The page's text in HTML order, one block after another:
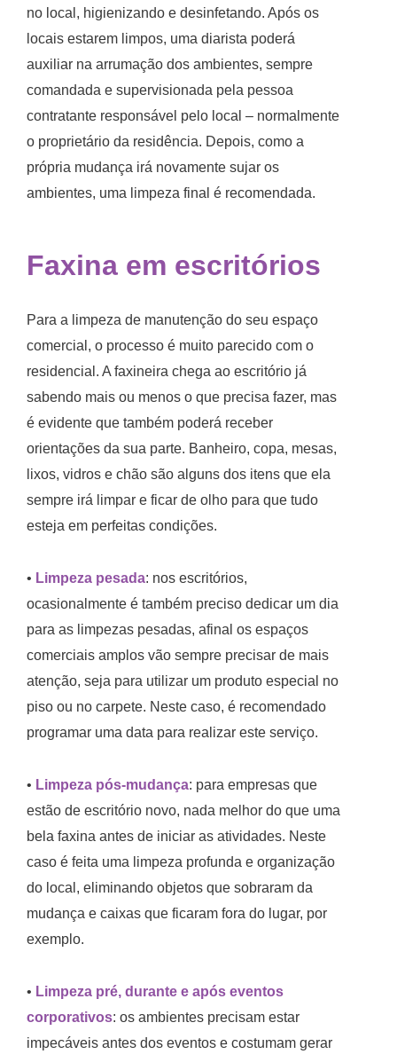
no local, higienizando e desinfetando. Após os
locais estarem limpos, uma diarista poderá
auxiliar na arrumação dos ambientes, sempre
comandada e supervisionada pela pessoa
contratante responsável pelo local – normalmente
o proprietário da residência. Depois, como a
própria mudança irá novamente sujar os
ambientes, uma limpeza final é recomendada.
Faxina em escritórios
Para a limpeza de manutenção do seu espaço
comercial, o processo é muito parecido com o
residencial. A faxineira chega ao escritório já
sabendo mais ou menos o que precisa fazer, mas
é evidente que também poderá receber
orientações da sua parte. Banheiro, copa, mesas,
lixos, vidros e chão são alguns dos itens que ela
sempre irá limpar e ficar de olho para que tudo
esteja em perfeitas condições.
• Limpeza pesada: nos escritórios,
ocasionalmente é também preciso dedicar um dia
para as limpezas pesadas, afinal os espaços
comerciais amplos vão sempre precisar de mais
atenção, seja para utilizar um produto especial no
piso ou no carpete. Neste caso, é recomendado
programar uma data para realizar este serviço.
• Limpeza pós-mudança: para empresas que
estão de escritório novo, nada melhor do que uma
bela faxina antes de iniciar as atividades. Neste
caso é feita uma limpeza profunda e organização
do local, eliminando objetos que sobraram da
mudança e caixas que ficaram fora do lugar, por
exemplo.
• Limpeza pré, durante e após eventos
corporativos: os ambientes precisam estar
impecáveis antes dos eventos e costumam gerar